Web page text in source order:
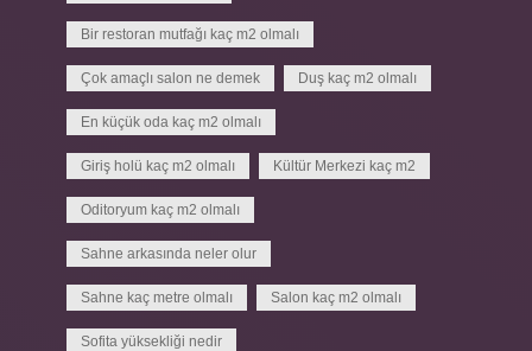
Bir restoran mutfağı kaç m2 olmalı
Çok amaçlı salon ne demek Duş kaç m2 olmalı
En küçük oda kaç m2 olmalı
Giriş holü kaç m2 olmalı Kültür Merkezi kaç m2
Oditoryum kaç m2 olmalı
Sahne arkasında neler olur
Sahne kaç metre olmalı Salon kaç m2 olmalı
Sofita yüksekliği nedir